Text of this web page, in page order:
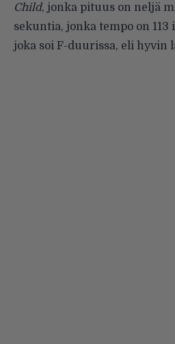
Child, jonka pituus on neljä
sekuntia, jonka tempo on
joka soi F-duurissa, eli hyvin